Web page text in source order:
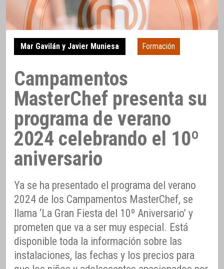
Mar Gavilán y Javier Muniesa Formación
Campamentos
MasterChef presenta su
programa de verano
2024 celebrando el 10º
aniversario
Ya se ha presentado el programa del verano
2024 de los Campamentos MasterChef, se
llama ‘La Gran Fiesta del 10º Aniversario’ y
prometen que va a ser muy especial. Está
disponible toda la información sobre las
instalaciones, las fechas y los precios para